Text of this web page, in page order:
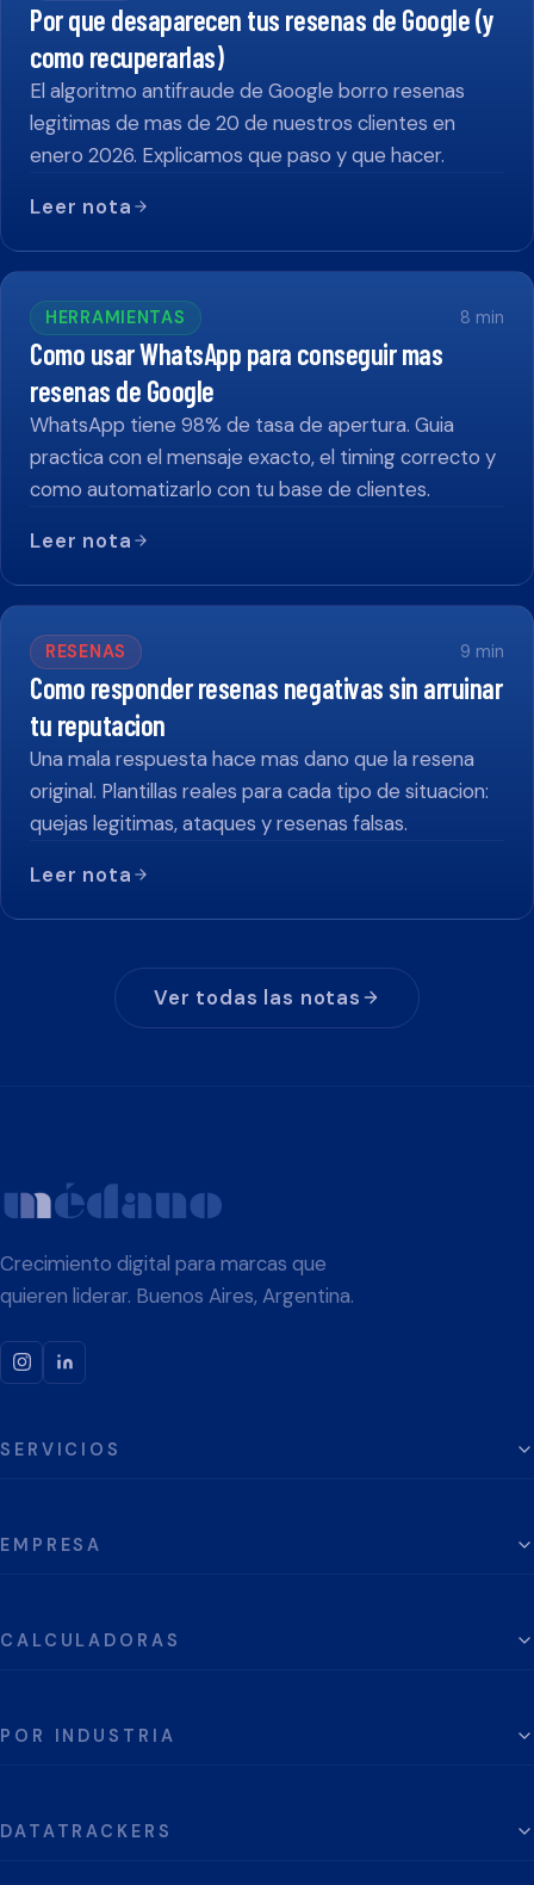
Por que desaparecen tus resenas de Google (y
como recuperarlas)
El algoritmo antifraude de Google borro resenas
legitimas de mas de 20 de nuestros clientes en
enero 2026. Explicamos que paso y que hacer.
Leer nota
HERRAMIENTAS 8 min
Como usar WhatsApp para conseguir mas
resenas de Google
WhatsApp tiene 98% de tasa de apertura. Guia
practica con el mensaje exacto, el timing correcto y
como automatizarlo con tu base de clientes.
Leer nota
RESENAS 9 min
Como responder resenas negativas sin arruinar
tu reputacion
Una mala respuesta hace mas dano que la resena
original. Plantillas reales para cada tipo de situacion:
quejas legitimas, ataques y resenas falsas.
Leer nota
Ver todas las notas
Crecimiento digital para marcas que
quieren liderar. Buenos Aires, Argentina.
SERVICIOS
EMPRESA
CALCULADORAS
POR INDUSTRIA
DATATRACKERS